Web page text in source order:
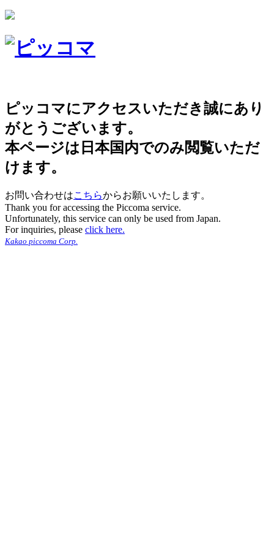
ピッコマにアクセスいただき誠にあり
がとうございます。
本ページは日本国内でのみ閲覧いただ
けます。
お問い合わせはこちらからお願いいたします。
Thank you for accessing the Piccoma service.
Unfortunately, this service can only be used from Japan.
For inquiries, please click here.
Kakao piccoma Corp.